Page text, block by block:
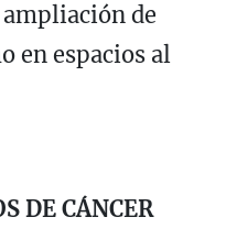
de
en espacios al
DE CÁNCER